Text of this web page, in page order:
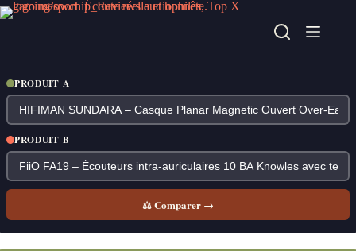
Passer
au
PRODUIT A
PRODUIT B
⚖ Comparer →